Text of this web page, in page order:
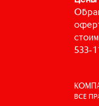
533-
ВСЕ